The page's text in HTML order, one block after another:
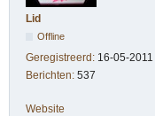
Lid
Offline
Geregistreerd: 16-05-2011
Berichten: 537
Website